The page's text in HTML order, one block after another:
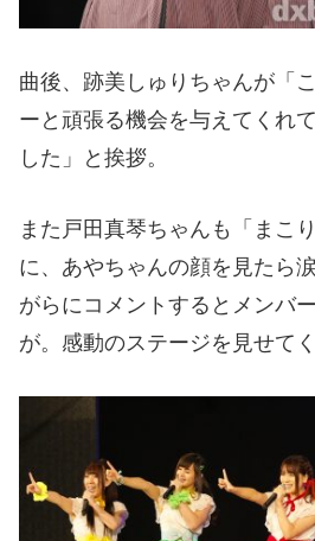
曲後、跡美しゅりちゃんが「
ーと頑張る機会を与えてくれ
した」と挨拶。
また戸田真琴ちゃんも「まこ
に、あやちゃんの顔を見たら
がらにコメントするとメンバ
が。感動のステージを見せて